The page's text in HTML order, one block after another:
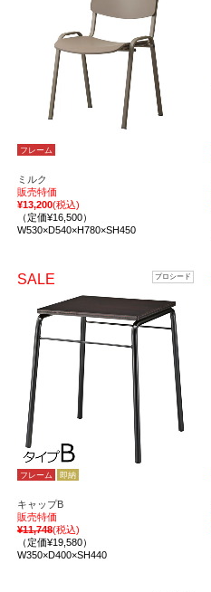
フレーム
ミルク
販売特価
¥13,200(税込)
（定価¥16,500）
W530×D540×H780×SH450
SALE プロシード
フレーム 即納
キャップB
販売特価
¥11,748(税込)
（定価¥19,580）
W350×D400×SH440